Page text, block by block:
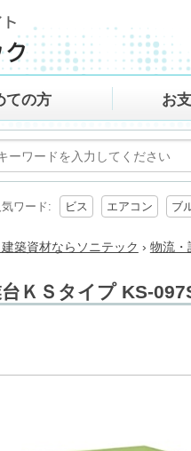
ての方 お
気ワード: ビス エアコン ブ
築資材ならソニテック › 物流・
ＫＳタイプ KS-